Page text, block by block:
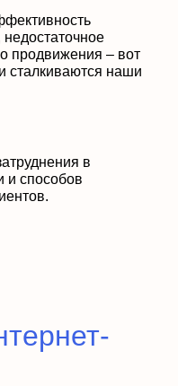
продвижения – вот
сталкиваются наши
в
и способов